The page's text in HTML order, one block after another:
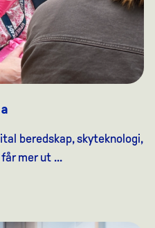
beredskap, skyteknologi,
mer ut ...